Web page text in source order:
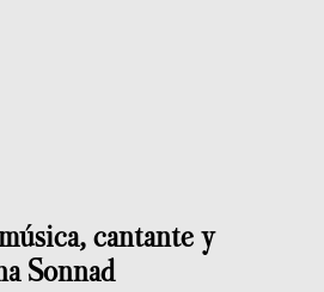
cantante y
Sonnad